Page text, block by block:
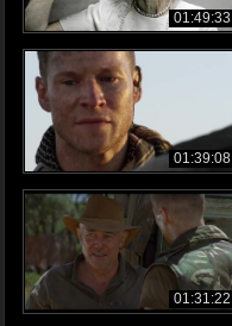
01:49:33
01:39:08
01:31:22